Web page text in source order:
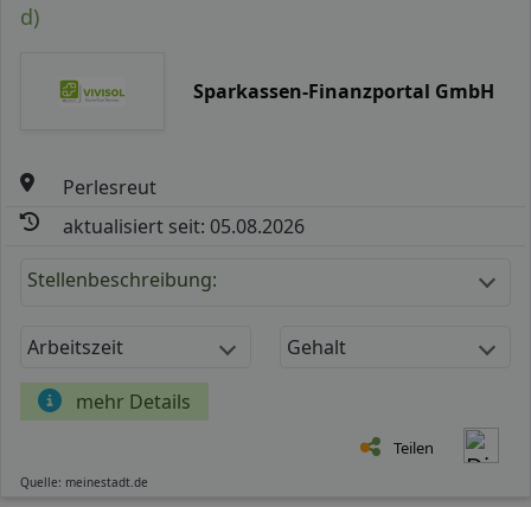
d)
Sparkassen-Finanzportal GmbH
Perlesreut
aktualisiert seit: 05.08.2026
Stellenbeschreibung:
Arbeitszeit Gehalt
mehr Details
Teilen
Quelle: meinestadt.de